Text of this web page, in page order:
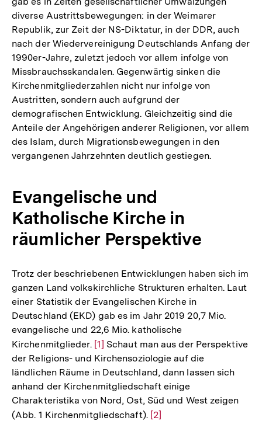
diverse Austrittsbewegungen: in der Weimarer
Republik, zur Zeit der NS-Diktatur, in der DDR, auch
nach der Wiedervereinigung Deutschlands Anfang der
1990er-Jahre, zuletzt jedoch vor allem infolge von
Missbrauchsskandalen. Gegenwärtig sinken die
Kirchenmitgliederzahlen nicht nur infolge von
Austritten, sondern auch aufgrund der
demografischen Entwicklung. Gleichzeitig sind die
Anteile der Angehörigen anderer Religionen, vor allem
des Islam, durch Migrationsbewegungen in den
vergangenen Jahrzehnten deutlich gestiegen.
Evangelische und
Katholische Kirche in
räumlicher Perspektive
Trotz der beschriebenen Entwicklungen haben sich im
ganzen Land volkskirchliche Strukturen erhalten. Laut
einer Statistik der Evangelischen Kirche in
Deutschland (EKD) gab es im Jahr 2019 20,7 Mio.
evangelische und 22,6 Mio. katholische
Kirchenmitglieder. Zur
Auflösung
der
Fußnote
[1] Schaut man aus der Perspektive
der Religions- und Kirchensoziologie auf die
ländlichen Räume in Deutschland, dann lassen sich
anhand der Kirchenmitgliedschaft einige
Charakteristika von Nord, Ost, Süd und West zeigen
(Abb. 1 Kirchenmitgliedschaft). Zur
[2]